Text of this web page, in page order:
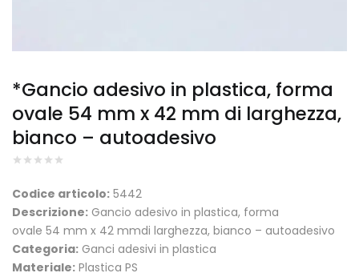
*Gancio adesivo in plastica, forma
ovale 54 mm x 42 mm di larghezza,
bianco – autoadesivo
Codice articolo: 5442
Descrizione: Gancio adesivo in plastica, forma
ovale 54 mm x 42 mmdi larghezza, bianco – autoadesivo
Categoria: Ganci adesivi in plastica
Materiale: Plastica PS